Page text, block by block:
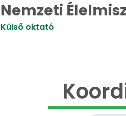
Nemzeti
Külső oktató